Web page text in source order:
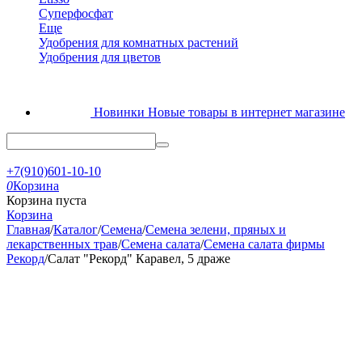
Суперфосфат
Еще
Удобрения для комнатных растений
Удобрения для цветов
Новинки Новые товары в интернет магазине
+7(910)601-10-10
0Корзина
Корзина пуста
Корзина
Главная/Каталог/Семена/Семена зелени, пряных и
лекарственных трав/Семена салата/Семена салата фирмы
Рекорд/Салат "Рекорд" Каравел, 5 драже